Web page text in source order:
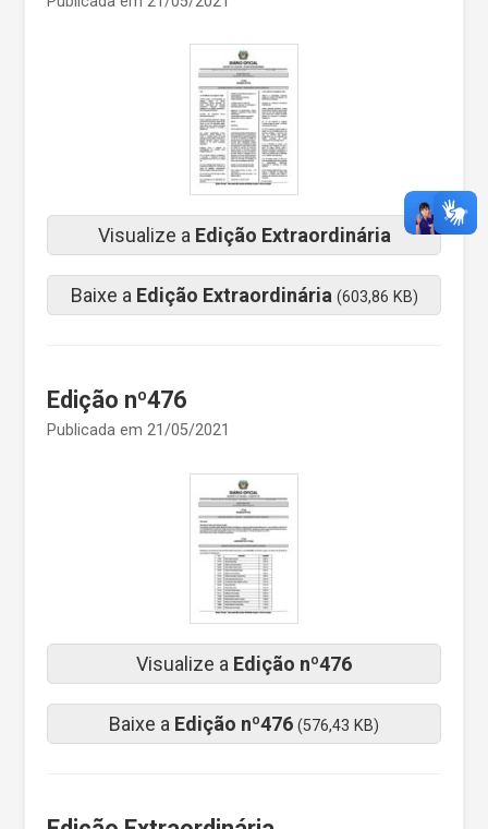
Visualize a Edição Extraordinária
Baixe a Edição Extraordinária (603,86 KB)
Edição nº476
Publicada em 21/05/2021
Visualize a Edição nº476
Baixe a Edição nº476 (576,43 KB)